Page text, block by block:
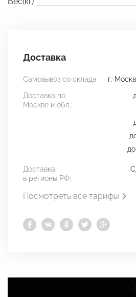
Доставка
Самовывоз со склада
г.
Доставка по
Москве и обл.:
Доставка
в регионы РФ:
Посмотреть все тарифы